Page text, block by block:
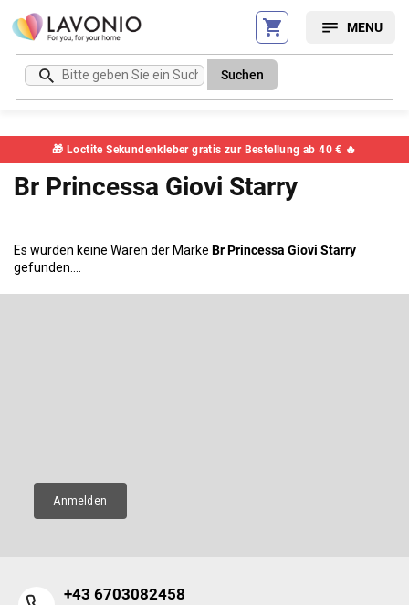
Zum
Inhalt
springen
🎁 Loctite Sekundenkleber gratis zur Bestellung ab 40 € 🔥
Suchen
Br Princessa Giovi Starry
Es wurden keine Waren der Marke Br Princessa Giovi Starry
gefunden....
Anmelden
+43 6703082458